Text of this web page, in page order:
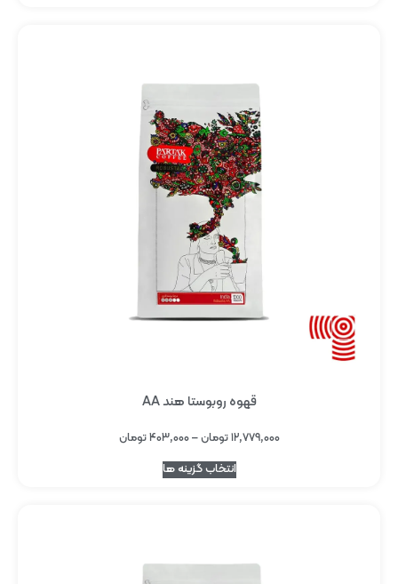
قهوه روبوستا هند AA
۱۲,۷۷۹,۰۰۰تومان–۴۰۳,۰۰۰تومان
انتخاب گزینه ها